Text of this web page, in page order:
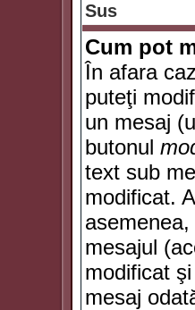
Sus
Cum pot
În afara
puteţi
un mesaj
butonul
text sub
modificat.
mesajul
modificat
mesaj